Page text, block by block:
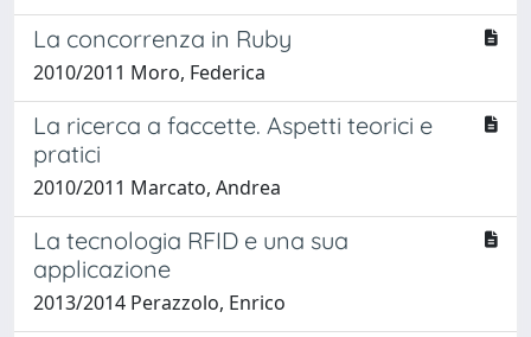
La concorrenza in Ruby
2010/2011 Moro, Federica
La ricerca a faccette. Aspetti teorici e
pratici
2010/2011 Marcato, Andrea
La tecnologia RFID e una sua
applicazione
2013/2014 Perazzolo, Enrico